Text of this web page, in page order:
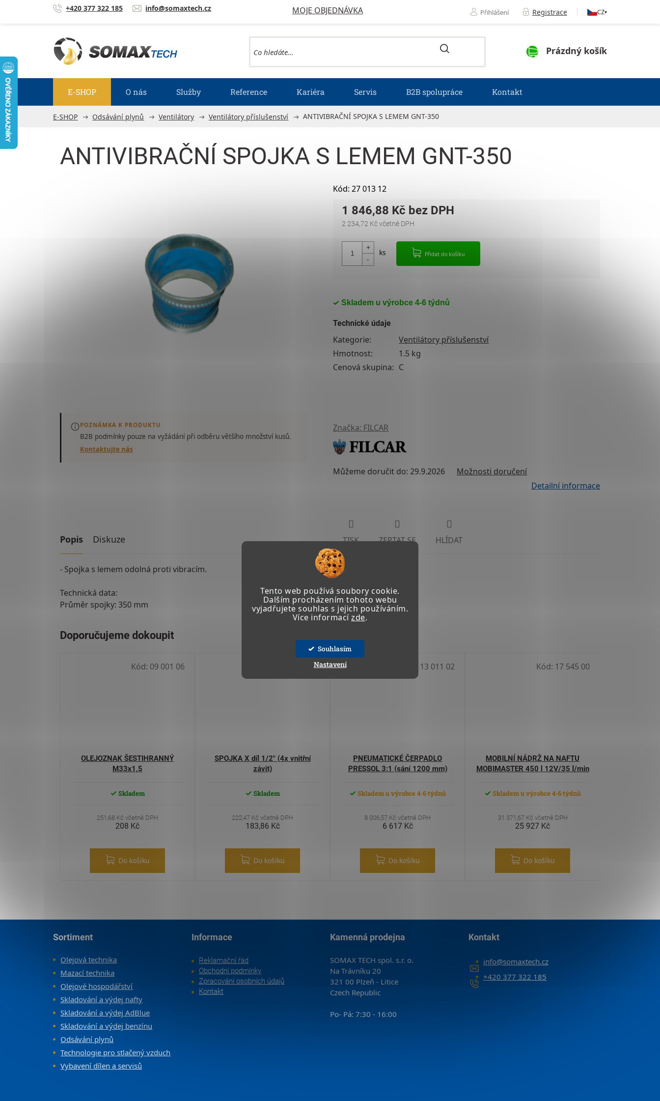
Tento web používá soubory cookie.
Dalším procházením tohoto webu
vyjadřujete souhlas s jejich používáním.
Více informacízde.
Souhlasím
Nastavení
Přejít na obsah +420 377 322 185 info@somaxtech.cz MOJE OBJEDNÁVKA Přihlášení Registrace CZ▾
NÁKUPNÍ KOŠÍK
Prázdný košík
E-SHOP O nás Služby Reference Kariéra Servis B2B spolupráce Kontakt
E-SHOP Odsávání plynů Ventilátory Ventilátory příslušenství ANTIVIBRAČNÍ SPOJKA S LEMEM GNT-350
ANTIVIBRAČNÍ SPOJKA S LEMEM GNT-350
POZNÁMKA K PRODUKTU
B2B podmínky pouze na vyžádánípři odběru většího množství kusů.
Kontaktujte nás
Skladem u výrobce 4-6 týdnů
Značka: FILCAR
Můžeme doručit do: 29.9.2026 Možnosti doručení
1 846,88 Kč
2 234,72 Kč včetně DPH
Přidat do košíku
Detailní informace
TISK ZEPTAT SE HLÍDAT
Kód: 27 013 12
Technické údaje
Kategorie:
Ventilátory příslušenství
Hmotnost:
1.5 kg
Cenová skupina: C
Popis Diskuze
- Spojka s lemem odolná proti vibracím.
Technická data:
Průměr spojky: 350 mm
OLEJOZNAK ŠESTIHRANNÝ
M33x1,5
Skladem
251,68 Kč včetně DPH
208 Kč
Do košíku
Kód: 09 001 06
SPOJKA X díl 1/2" (4x vnitřní
závit)
Skladem
222,47 Kč včetně DPH
183,86 Kč
Do košíku
22 146 10
PNEUMATICKÉ ČERPADLO
PRESSOL 3:1 (sání 1200 mm)
Skladem u výrobce 4-6 týdnů
8 006,57 Kč včetně DPH
6 617 Kč
Do košíku
13 011 02
MOBILNÍ NÁDRŽ NA NAFTU
MOBIMASTER 450 l 12V/35 l/min
Skladem u výrobce 4-6 týdnů
31 371,67 Kč včetně DPH
25 927 Kč
Do košíku
Kód: 17 545 00
Sortiment
Olejová technika
Mazací technika
Olejové hospodářství
Skladování a výdej nafty
Skladování a výdej AdBlue
Skladování a výdej benzínu
Odsávání plynů
Technologie pro stlačený vzduch
Vybavení dílen a servisů
Informace
Reklamační řád
Obchodní podmínky
Zpracování osobních údajů
Kontakt
Kamenná prodejna
SOMAX TECH spol. s.r. o.
Na Trávníku 20
321 00 Plzeň - Litice
Czech Republic
Po- Pá: 7:30 - 16:00
Kontakt
info@somaxtech.cz
+420 377 322 185